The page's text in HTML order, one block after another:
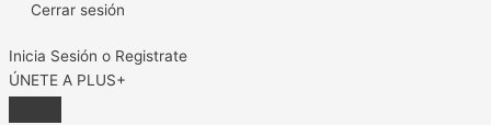
Cerrar sesión
Inicia Sesión o Registrate
ÚNETE A PLUS+